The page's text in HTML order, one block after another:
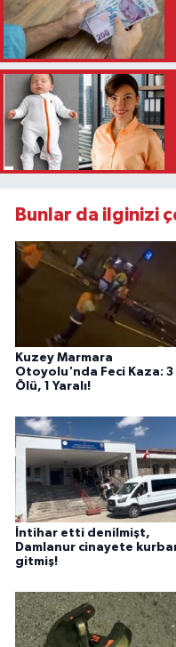
Bunlar da ilginizi
Kuzey Marmara
Otoyolu'nda Feci Kaza: 3
Ölü, 1 Yaralı!
İntihar etti denilmişt,
Damlanur cinayete
gitmiş!